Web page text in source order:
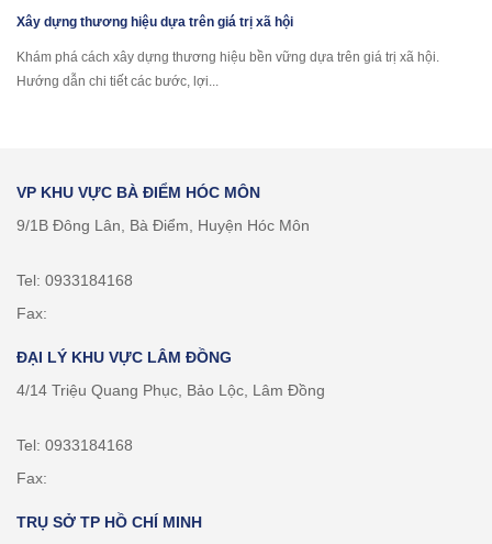
Xây dựng thương hiệu dựa trên giá trị xã hội
Khám phá cách xây dựng thương hiệu bền vững dựa trên giá trị xã hội.
Hướng dẫn chi tiết các bước, lợi...
VP KHU VỰC BÀ ĐIỂM HÓC MÔN
9/1B Đông Lân, Bà Điểm, Huyện Hóc Môn
Tel: 0933184168
Fax:
ĐẠI LÝ KHU VỰC LÂM ĐỒNG
4/14 Triệu Quang Phục, Bảo Lộc, Lâm Đồng
Tel: 0933184168
Fax:
TRỤ SỞ TP HỒ CHÍ MINH